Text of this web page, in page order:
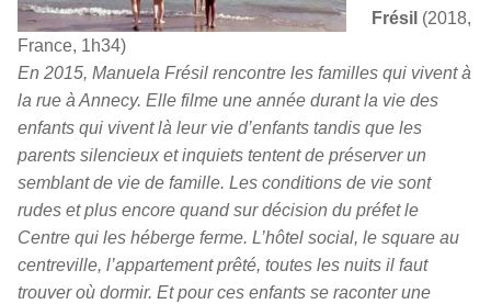
Frésil (2018,
France, 1h34)
En 2015, Manuela Frésil rencontre les familles qui vivent à
la rue à Annecy. Elle filme une année durant la vie des
enfants qui vivent là leur vie d’enfants tandis que les
parents silencieux et inquiets tentent de préserver un
semblant de vie de famille. Les conditions de vie sont
rudes et plus encore quand sur décision du préfet le
Centre qui les héberge ferme. L’hôtel social, le square au
centreville, l’appartement prêté, toutes les nuits il faut
trouver où dormir. Et pour ces enfants se raconter une